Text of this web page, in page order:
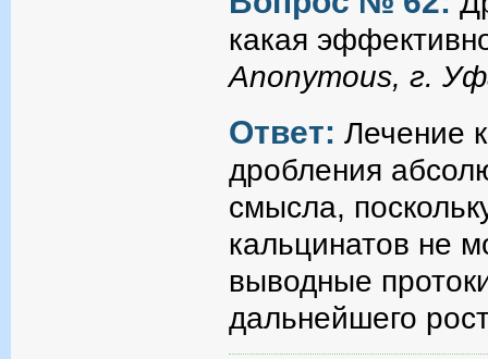
какая
Anonymous, г.
Ответ: Лечение
дробления
смысла,
кальцинатов не
выводные
дальнейшего